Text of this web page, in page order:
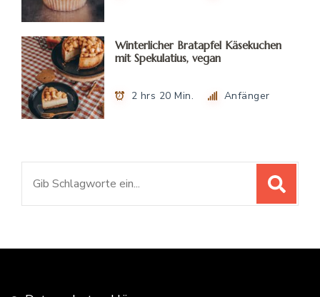
Winterlicher Bratapfel Käsekuchen
mit Spekulatius, vegan
2 hrs 20 Min. Anfänger